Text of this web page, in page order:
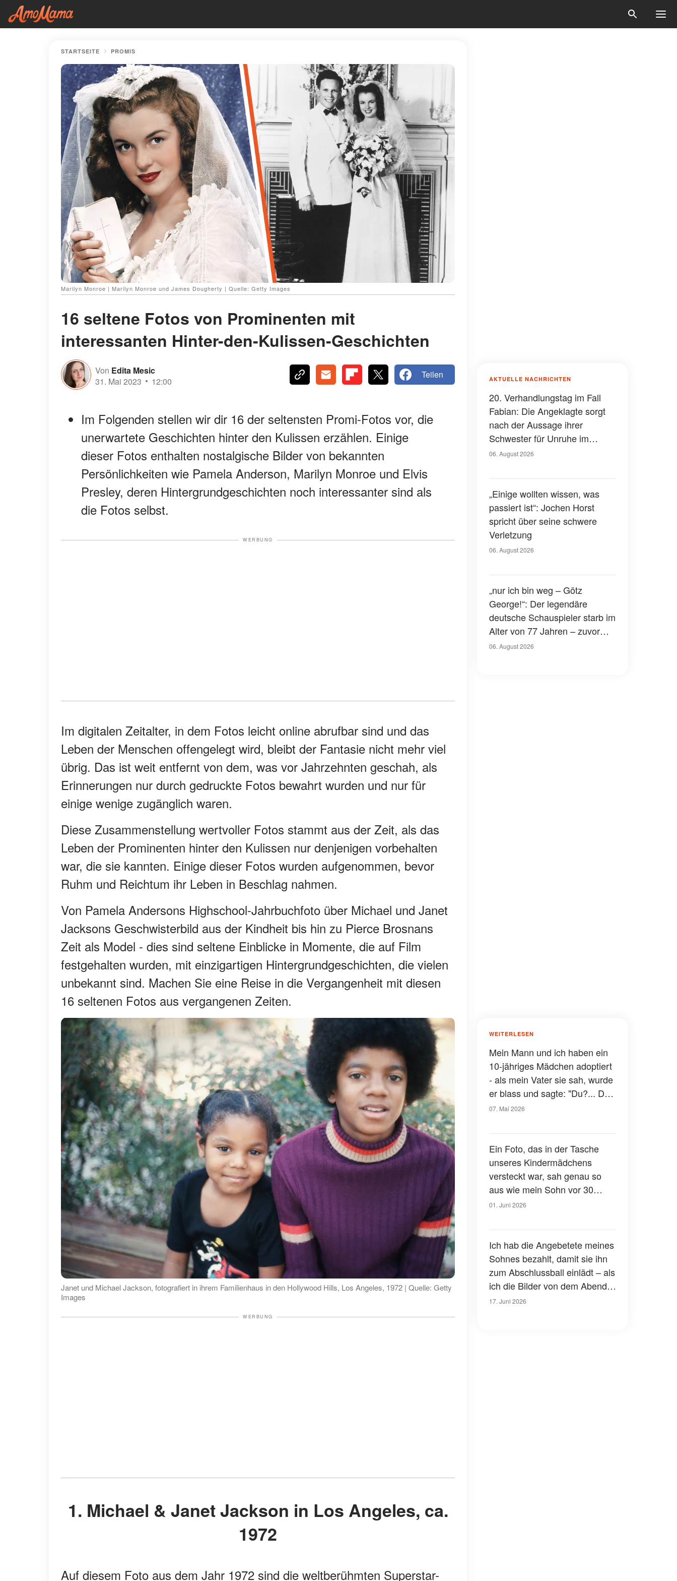
STARTSEITE PROMIS
Marilyn Monroe | Marilyn Monroe und James Dougherty | Quelle: Getty Images
16 seltene Fotos von Prominenten mit
interessanten Hinter-den-Kulissen-Geschichten
Von Edita Mesic
31. Mai 2023
12:00
Teilen
Im Folgenden stellen wir dir 16 der seltensten Promi-Fotos vor, die
unerwartete Geschichten hinter den Kulissen erzählen. Einige
dieser Fotos enthalten nostalgische Bilder von bekannten
Persönlichkeiten wie Pamela Anderson, Marilyn Monroe und Elvis
Presley, deren Hintergrundgeschichten noch interessanter sind als
die Fotos selbst.
WERBUNG
Im digitalen Zeitalter, in dem Fotos leicht online abrufbar sind und das
Leben der Menschen offengelegt wird, bleibt der Fantasie nicht mehr viel
übrig. Das ist weit entfernt von dem, was vor Jahrzehnten geschah, als
Erinnerungen nur durch gedruckte Fotos bewahrt wurden und nur für
einige wenige zugänglich waren.
Diese Zusammenstellung wertvoller Fotos stammt aus der Zeit, als das
Leben der Prominenten hinter den Kulissen nur denjenigen vorbehalten
war, die sie kannten. Einige dieser Fotos wurden aufgenommen, bevor
Ruhm und Reichtum ihr Leben in Beschlag nahmen.
Von Pamela Andersons Highschool-Jahrbuchfoto über Michael und Janet
Jacksons Geschwisterbild aus der Kindheit bis hin zu Pierce Brosnans
Zeit als Model - dies sind seltene Einblicke in Momente, die auf Film
festgehalten wurden, mit einzigartigen Hintergrundgeschichten, die vielen
unbekannt sind. Machen Sie eine Reise in die Vergangenheit mit diesen
16 seltenen Fotos aus vergangenen Zeiten.
Janet und Michael Jackson, fotografiert in ihrem Familienhaus in den Hollywood Hills, Los Angeles, 1972 | Quelle: Getty
Images
WERBUNG
1. Michael & Janet Jackson in Los Angeles, ca.
1972
Auf diesem Foto aus dem Jahr 1972 sind die weltberühmten Superstar-
AKTUELLE NACHRICHTEN
20. Verhandlungstag im Fall
Fabian: Die Angeklagte sorgt
nach der Aussage ihrer
Schwester für Unruhe im
Gerichtssaal – was ist
06. August 2026
„Einige wollten wissen, was
passiert ist“: Jochen Horst
spricht über seine schwere
Verletzung
06. August 2026
„nur ich bin weg – Götz
George!“: Der legendäre
deutsche Schauspieler starb im
Alter von 77 Jahren – zuvor
hatte er über seinen eigenen
06. August 2026
WEITERLESEN
Mein Mann und ich haben ein
10-jähriges Mädchen adoptiert
- als mein Vater sie sah, wurde
er blass und sagte: "Du?... Das
kann nicht wahr sein!"
07. Mai 2026
Ein Foto, das in der Tasche
unseres Kindermädchens
versteckt war, sah genau so
aus wie mein Sohn vor 30
Jahren
01. Juni 2026
Ich hab die Angebetete meines
Sohnes bezahlt, damit sie ihn
zum Abschlussball einlädt – als
ich die Bilder von dem Abend
sah, traute ich meinen Augen
17. Juni 2026